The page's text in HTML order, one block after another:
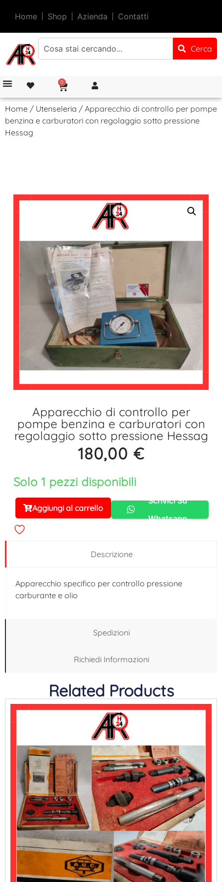
Home Shop Azienda Contatti
Cerca
0
Home / Utenseleria / Apparecchio di controllo per pompe
benzina e carburatori con regolaggio sotto pressione
Hessag
Apparecchio di controllo per
pompe benzina e carburatori con
regolaggio sotto pressione Hessag
180,00 €
Solo 1 pezzi disponibili
Aggiungi al carrello
Alternative:
Scrivici Su
Whatsapp
Descrizione
Spedizioni
Richiedi Informazioni
Apparecchio specifico per controllo pressione
carburante e olio
Related Products